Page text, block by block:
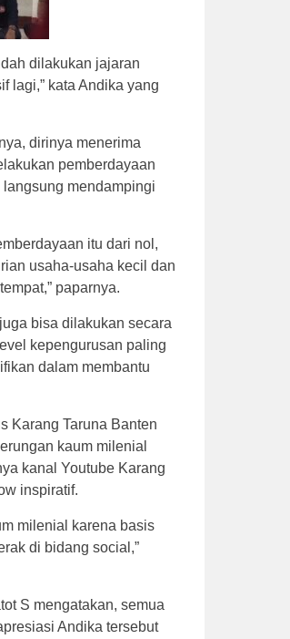
dilakukan jajaran
lagi,” kata Andika yang
dirinya menerima
pemberdayaan
mendampingi
itu dari nol,
usaha-usaha kecil dan
paparnya.
bisa dilakukan secara
kepengurusan paling
dalam membantu
Karang Taruna Banten
kaum milenial
kanal Youtube Karang
inspiratif.
milenial karena basis
di bidang social,”
S mengatakan, semua
Andika tersebut